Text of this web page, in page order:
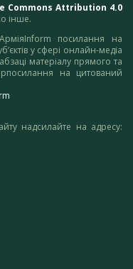
Commons Attribution 4.0
інше.
посилання на
у сфері онлайн-медіа
матеріалу прямого та
на цитований
надсилайте на адресу: